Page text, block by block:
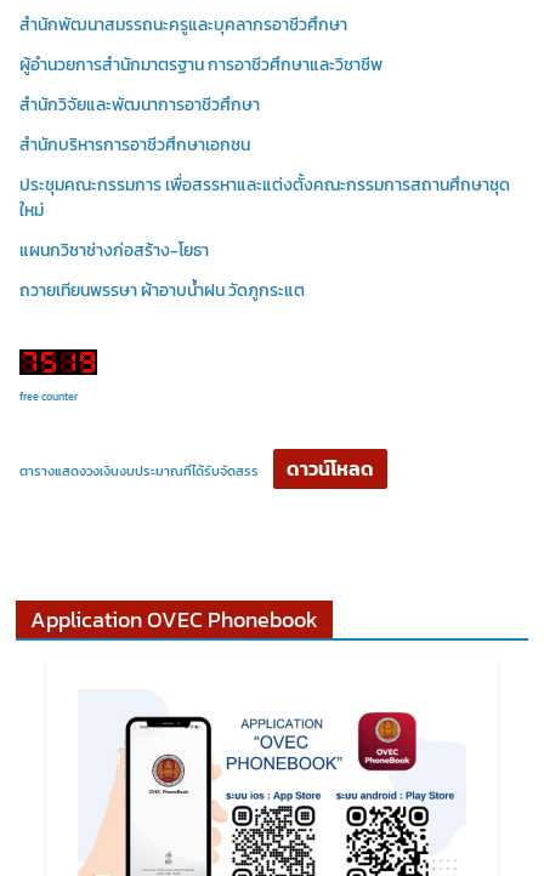
สำนักพัฒนาสมรรถนะครูและบุคลากรอาชีวศึกษา
ผู้อำนวยการสำนักมาตรฐาน การอาชีวศึกษาและวิชาชีพ
สำนักวิจัยและพัฒนาการอาชีวศึกษา
สำนักบริหารการอาชีวศึกษาเอกชน
ประชุมคณะกรรมการ เพื่อสรรหาและแต่งตั้งคณะกรรมการสถานศึกษาชุด
ใหม่
แผนกวิชาช่างก่อสร้าง-โยธา
ถวายเทียนพรรษา ผ้าอาบน้ำฝน วัดภูกระแต
free counter
ตารางแสดงวงเงินงบประมาณที่ได้รับจัดสรร ดาวน์โหลด
Application OVEC Phonebook